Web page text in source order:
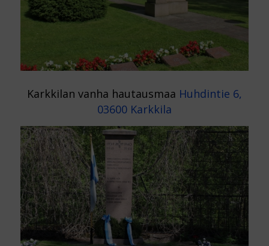
Karkkilan vanha hautausmaa Huhdintie 6,
03600 Karkkila